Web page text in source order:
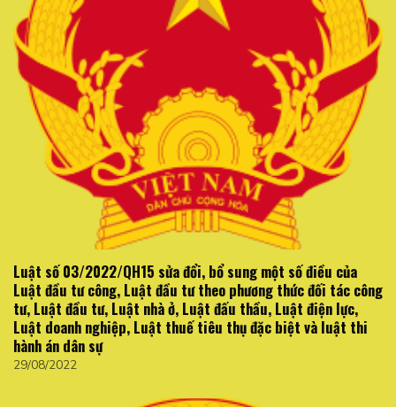
Luật số 03/2022/QH15 sửa đổi, bổ sung một số điều của
Luật đầu tư công, Luật đầu tư theo phương thức đối tác công
tư, Luật đầu tư, Luật nhà ở, Luật đấu thầu, Luật điện lực,
Luật doanh nghiệp, Luật thuế tiêu thụ đặc biệt và luật thi
hành án dân sự
29/08/2022